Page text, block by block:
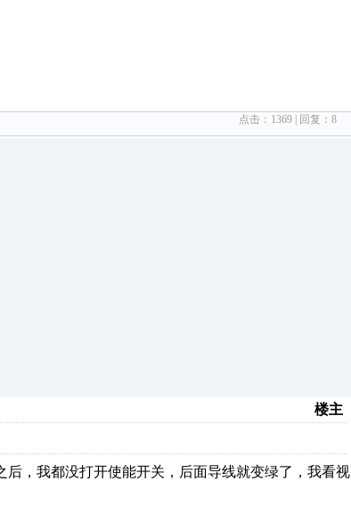
点击： 1369 | 回复： 8
楼主
，我都没打开使能开关，后面导线就变绿了，我看视